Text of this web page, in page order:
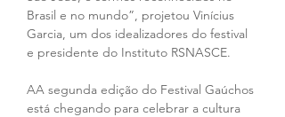
Brasil e no mundo”, projetou Vinícius
Garcia, um dos idealizadores do festival
e presidente do Instituto RSNASCE.
AA segunda edição do Festival Gaúchos
está chegando para celebrar a cultura